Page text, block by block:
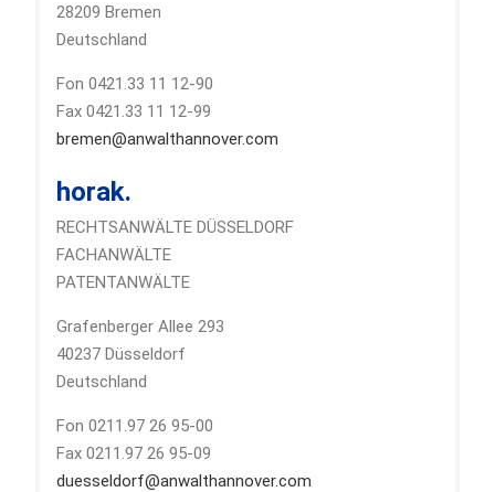
28209 Bremen
Deutschland
Fon 0421.33 11 12-90
Fax 0421.33 11 12-99
bremen@anwalthannover.com
horak.
RECHTSANWÄLTE DÜSSELDORF
FACHANWÄLTE
PATENTANWÄLTE
Grafenberger Allee 293
40237 Düsseldorf
Deutschland
Fon 0211.97 26 95-00
Fax 0211.97 26 95-09
duesseldorf@anwalthannover.com